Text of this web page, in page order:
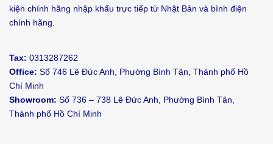
kiện chính hãng nhập khẩu trực tiếp từ Nhật Bản và bình điện
chính hãng.
Tax: 0313287262
Office: Số 746 Lê Đức Anh, Phường Bình Tân, Thành phố Hồ
Chí Minh
Showroom: Số 736 – 738 Lê Đức Anh, Phường Bình Tân,
Thành phố Hồ Chí Minh